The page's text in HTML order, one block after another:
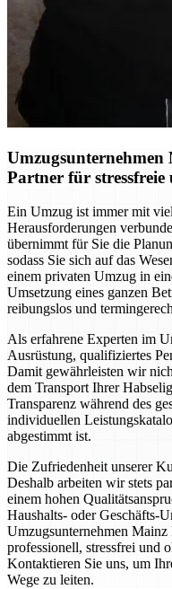
Partner für stressfreie
Ein Umzug ist immer mit
Herausforderungen
übernimmt für Sie die
sodass Sie sich auf das
einem privaten Umzug in
Umsetzung eines ganzen
reibungslos und
Als erfahrene Experten im
Ausrüstung, qualifiziertes
Damit gewährleisten wir
dem Transport Ihrer
Transparenz während des
individuellen
abgestimmt ist.
Die Zufriedenheit unserer
Deshalb arbeiten wir stets
einem hohen
Haushalts- oder Geschäfts-
Umzugsunternehmen
professionell, stressfrei und
Kontaktieren Sie uns, um
Wege zu leiten.